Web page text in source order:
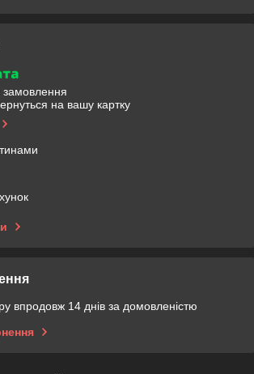
замовлення
на вашу картку
впродовж 14 днів за домовленістю